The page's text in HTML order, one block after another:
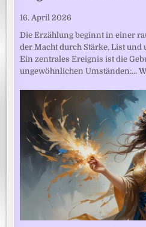
16. April 2026
Die Erzählung beginnt in einer
der Macht durch Stärke, List
Ein zentrales Ereignis ist die
ungewöhnlichen Umständen:…